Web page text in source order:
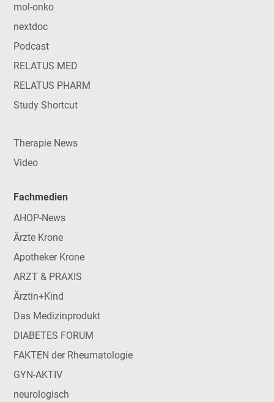
mol-onko
nextdoc
Podcast
RELATUS MED
RELATUS PHARM
Study Shortcut
Therapie News
Video
Fachmedien
AHOP-News
Ärzte Krone
Apotheker Krone
ARZT & PRAXIS
Ärztin+Kind
Das Medizinprodukt
DIABETES FORUM
FAKTEN der Rheumatologie
GYN-AKTIV
neurologisch